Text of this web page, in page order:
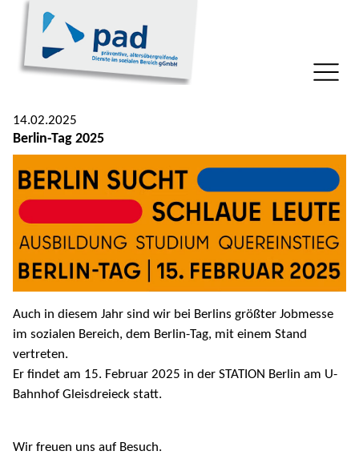
14.02.2025
Berlin-Tag 2025
Auch in diesem Jahr sind wir bei Berlins größter Jobmesse
im sozialen Bereich, dem Berlin-Tag, mit einem Stand
vertreten.
Er findet am 15. Februar 2025 in der STATION Berlin am U-
Bahnhof Gleisdreieck statt.
Wir freuen uns auf Besuch.